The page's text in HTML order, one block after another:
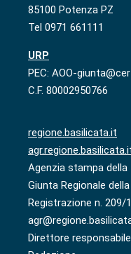
85100 Potenza PZ
Tel 0971 661111
URP
PEC: AOO-
C.F. 80002950766
regione.basilicata.it
Agenzia stampa della
Giunta Regionale
Registrazione n. 209/
Direttore